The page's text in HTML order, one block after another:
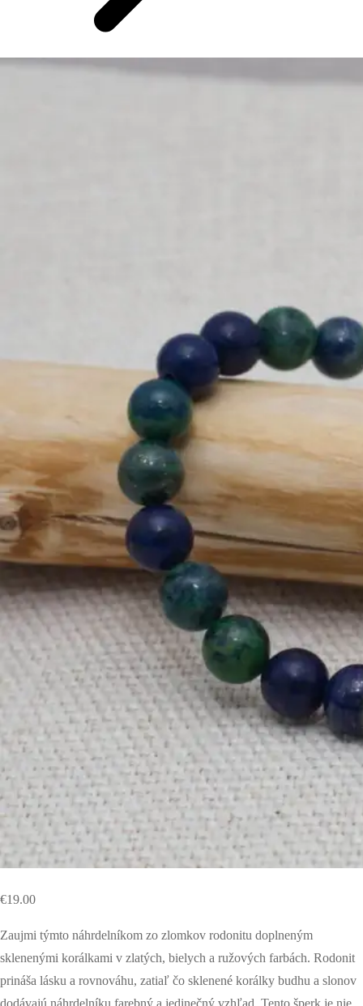
€19.00
Zaujmi týmto náhrdelníkom zo zlomkov rodonitu doplneným
sklenenými korálkami v zlatých, bielych a ružových farbách. Rodonit
prináša lásku a rovnováhu, zatiaľ čo sklenené korálky budhu a slonov
dodávajú náhrdelníku farebný a jedinečný vzhľad. Tento šperk je nie